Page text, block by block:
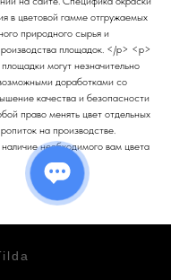
в цветовой гамме отгружаемых
природного сырья и
площадок. </p> <p>
могут незначительно
доработками со
качества и безопасности
право менять цвет отдельных
на производстве.
необходимого вам цвета